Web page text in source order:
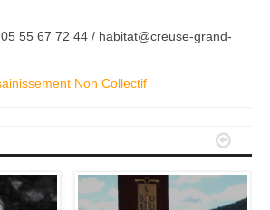
55 67 72 44 / habitat@creuse-grand-
Non Collectif
